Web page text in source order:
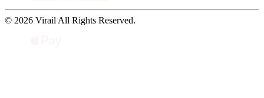
© 2026 Virail All Rights Reserved.